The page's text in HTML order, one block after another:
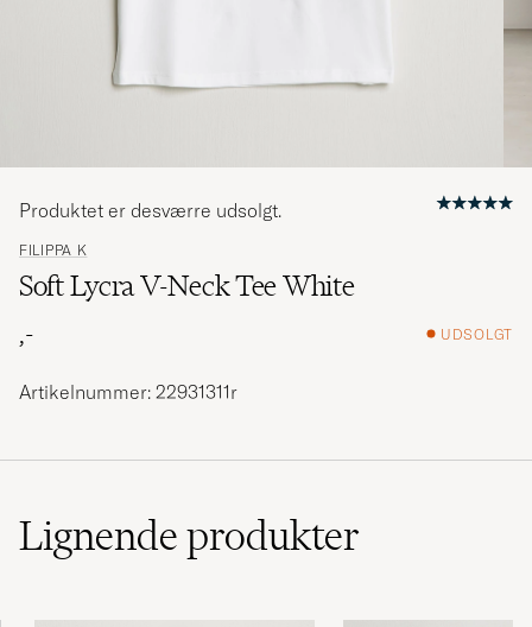
FILIPPA K
Soft Lycra V-Neck Tee White
,-
UDSOLGT
Produktet er desværre udsolgt.
Artikelnummer: 22931311r
Lignendeprodukter